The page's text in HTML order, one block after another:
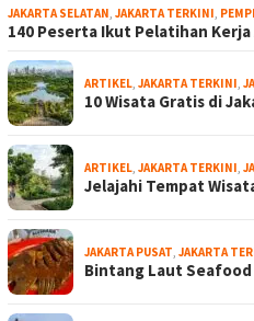
JAKARTA SELATAN JAKARTA TERKINI
140 Peserta Ikut Pelatihan
ARTIKEL JAKARTA TERKINI
10 Wisata Gratis di
ARTIKEL JAKARTA TERKINI
Jelajahi Tempat
JAKARTA PUSAT JAKARTA
Bintang Laut